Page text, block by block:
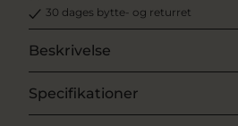
30 dages bytte- og returret
Beskrivelse
Specifikationer